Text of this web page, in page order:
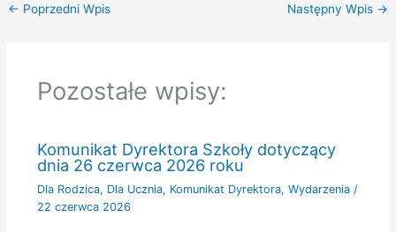
← Poprzedni Wpis Następny Wpis →
Pozostałe wpisy:
Komunikat Dyrektora Szkoły dotyczący
dnia 26 czerwca 2026 roku
Dla Rodzica, Dla Ucznia, Komunikat Dyrektora, Wydarzenia/
22 czerwca 2026